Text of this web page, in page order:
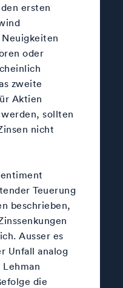
ersten
oder
zweite
Aktien
sollten
nicht
Teuerung
beschrieben,
Ausser es
Unfall analog
die